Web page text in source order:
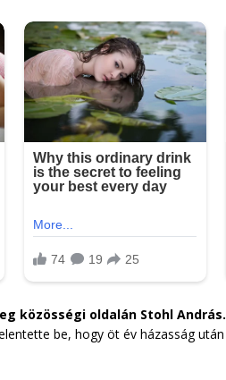
közösségi oldalán Stohl András.
be, hogy öt év házasság után